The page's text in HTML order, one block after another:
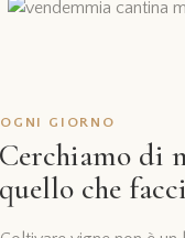
OGNI GIORNO
Cerchiamo di
quello che